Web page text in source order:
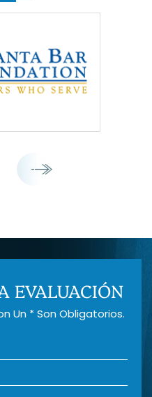
EVALUACIÓN
Un * Son Obligatorios.